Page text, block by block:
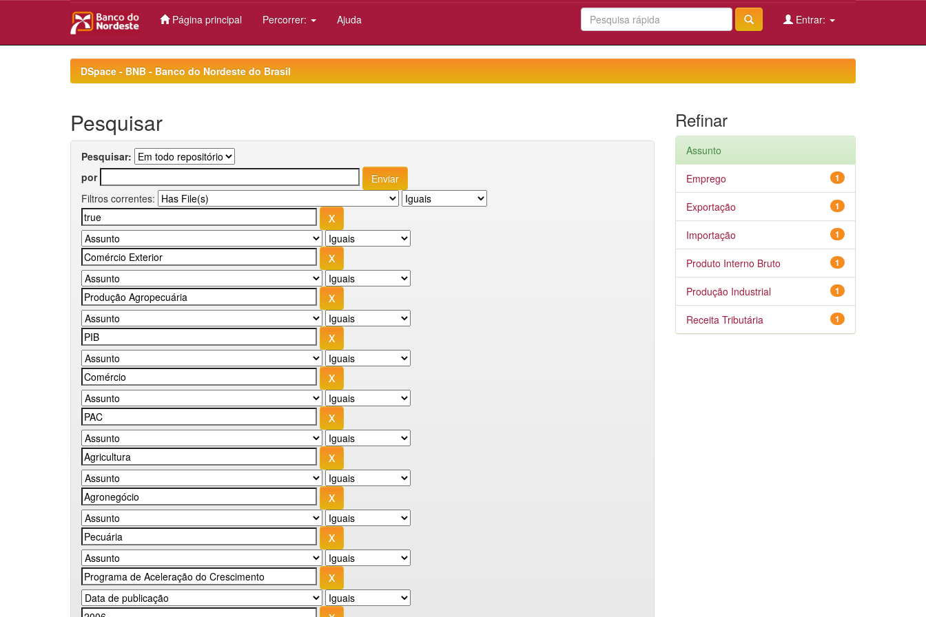
Página principal Percorrer: Ajuda Entrar:
DSpace - BNB - Banco do Nordeste do Brasil
Pesquisar
Pesquisar:
por
Filtros correntes:
Refinar
Assunto
1
Emprego
1
Exportação
1
Importação
1
Produto Interno Bruto
1
Produção Industrial
1
Receita Tributária